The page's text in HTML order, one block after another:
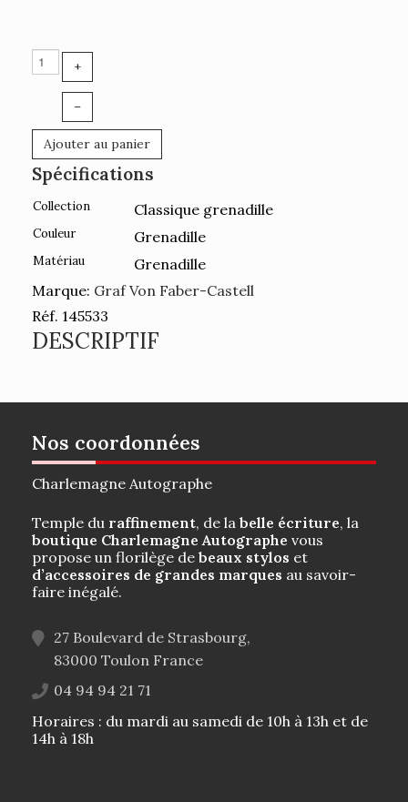
+
–
Ajouter au panier
Spécifications
Collection Classique grenadille
Couleur Grenadille
Matériau
Grenadille
Marque: Graf Von Faber-Castell
Réf. 145533
DESCRIPTIF
Nos coordonnées
Charlemagne Autographe
Temple du raffinement, de la belle écriture, la
boutique Charlemagne Autographe vous
propose un florilège de beaux stylos et
d’accessoires de grandes marques au savoir-
faire inégalé.
27 Boulevard de Strasbourg,
83000 Toulon France
04 94 94 21 71
Horaires : du mardi au samedi de 10h à 13h et de
14h à 18h